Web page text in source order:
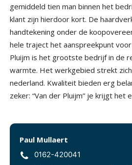
gemiddeld tien man binnen het
klant zijn hierdoor kort. De
handtekening onder de
hele traject het aanspreekpunt
Pluijm is het grootste bedrijf in de
warmte. Het werkgebied strekt
nederland. Kwaliteit bieden erg
zeker: “Van der Pluijm” je krijgt het
Paul Mullaert
0162-420041